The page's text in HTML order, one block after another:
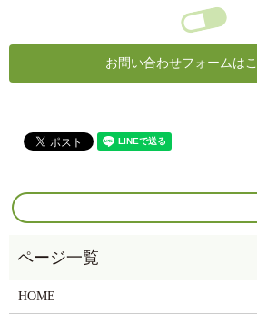
お問い合わせフォームは
HOME